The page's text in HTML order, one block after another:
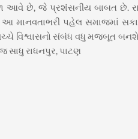
આવે છે, જે પ્રશંસનીય બાબત છે.
માનવતાભરી પહેલ સમાજમાં
વિશ્વાસનો સંબંધ વધુ મજબૂત
સાધુ રાધનપુર, પાટણ